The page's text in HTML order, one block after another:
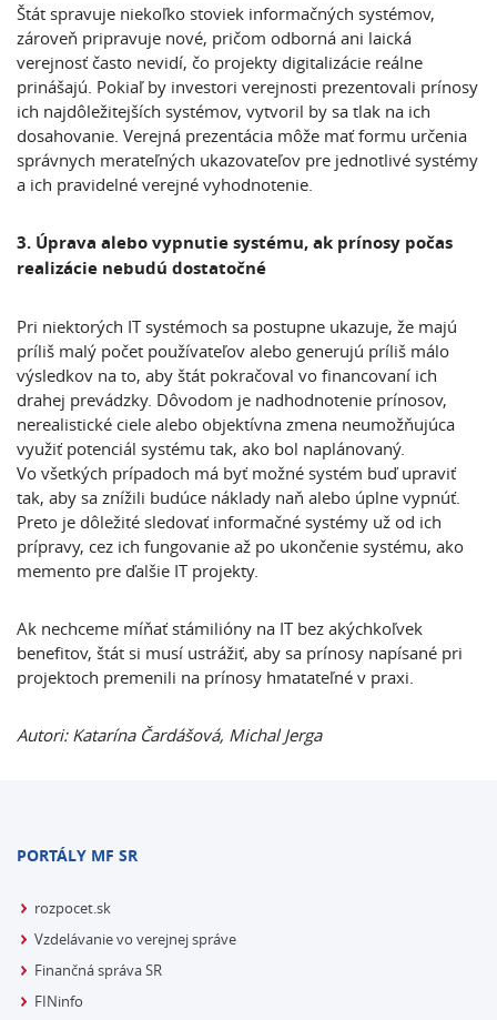
Štát spravuje niekoľko stoviek informačných systémov,
zároveň pripravuje nové, pričom odborná ani laická
verejnosť často nevidí, čo projekty digitalizácie reálne
prinášajú. Pokiaľ by investori verejnosti prezentovali prínosy
ich najdôležitejších systémov, vytvoril by sa tlak na ich
dosahovanie. Verejná prezentácia môže mať formu určenia
správnych merateľných ukazovateľov pre jednotlivé systémy
a ich pravidelné verejné vyhodnotenie.
3. Úprava alebo vypnutie systému, ak prínosy počas
realizácie nebudú dostatočné
Pri niektorých IT systémoch sa postupne ukazuje, že majú
príliš malý počet používateľov alebo generujú príliš málo
výsledkov na to, aby štát pokračoval vo financovaní ich
drahej prevádzky. Dôvodom je nadhodnotenie prínosov,
nerealistické ciele alebo objektívna zmena neumožňujúca
využiť potenciál systému tak, ako bol naplánovaný.
Vo všetkých prípadoch má byť možné systém buď upraviť
tak, aby sa znížili budúce náklady naň alebo úplne vypnúť.
Preto je dôležité sledovať informačné systémy už od ich
prípravy, cez ich fungovanie až po ukončenie systému, ako
memento pre ďalšie IT projekty.
Ak nechceme míňať stámilióny na IT bez akýchkoľvek
benefitov, štát si musí ustrážiť, aby sa prínosy napísané pri
projektoch premenili na prínosy hmatateľné v praxi.
Autori: Katarína Čardášová, Michal Jerga
PORTÁLY MF SR
rozpocet.sk
Vzdelávanie vo verejnej správe
Finančná správa SR
FINinfo